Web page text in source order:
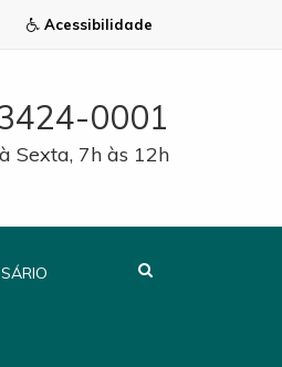
Acessibilidade
0001
Sexta, 7h às 12h